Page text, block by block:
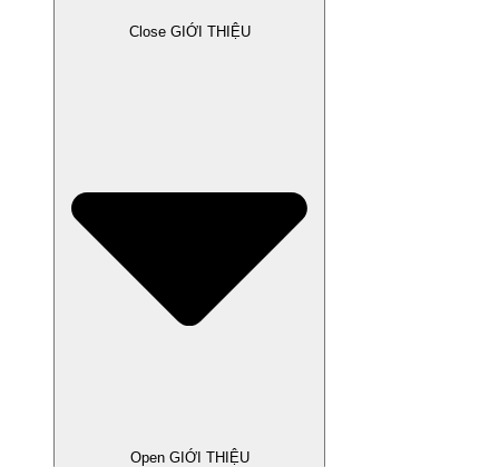
Close GIỚI THIỆU
Open GIỚI THIỆU